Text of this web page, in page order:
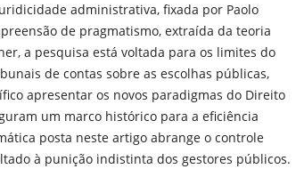
administrativa, fixada por Paolo
de pragmatismo, extraída da teoria
a pesquisa está voltada para os limites do
de contas sobre as escolhas públicas,
apresentar os novos paradigmas do Direito
um marco histórico para a eficiência
posta neste artigo abrange o controle
à punição indistinta dos gestores públicos.